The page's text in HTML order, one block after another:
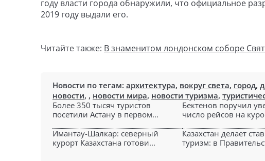
году власти города обнаружили, что официальное
2019 году выдали его.
Читайте также: В знаменитом лондонском соборе
Новости по тегам: архитектура, вокруг света, город,
новости, , новости мира, новости туризма,
Более 350 тысяч туристов
посетили Астану в первом...
Бектенов поручил
число рейсов на
Имантау-Шалкар: северный
курорт Казахстана готови...
Казахстан делает
туризм: в